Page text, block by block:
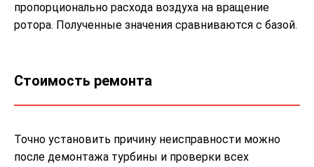
пропорционально расхода воздуха на вращение
ротора. Полученные значения сравниваются с базой.
Стоимость ремонта
Точно установить причину неисправности можно
после демонтажа турбины и проверки всех